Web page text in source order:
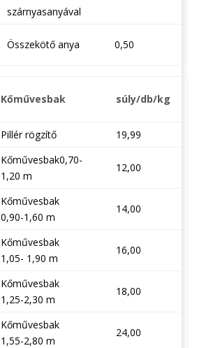
szárnyasanyával
Összekötő anya 0,50
Kőművesbak súly/db/kg
Pillér rögzítő 19,99
Kőművesbak0,70-
1,20 m
12,00
Kőművesbak
0,90-1,60 m
14,00
Kőművesbak
1,05- 1,90 m
16,00
Kőművesbak
1,25-2,30 m
18,00
Kőművesbak
1,55-2,80 m
24,00